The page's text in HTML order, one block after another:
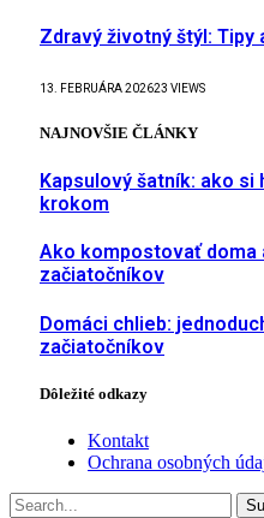
Zdravý životný štýl:
13. FEBRUÁRA 202623 VIEWS
NAJNOVŠIE ČLÁNKY
Kapsulový šatník: ako
krokom
Ako kompostovať doma
začiatočníkov
Domáci chlieb:
začiatočníkov
Dôležité odkazy
Kontakt
Ochrana osobných